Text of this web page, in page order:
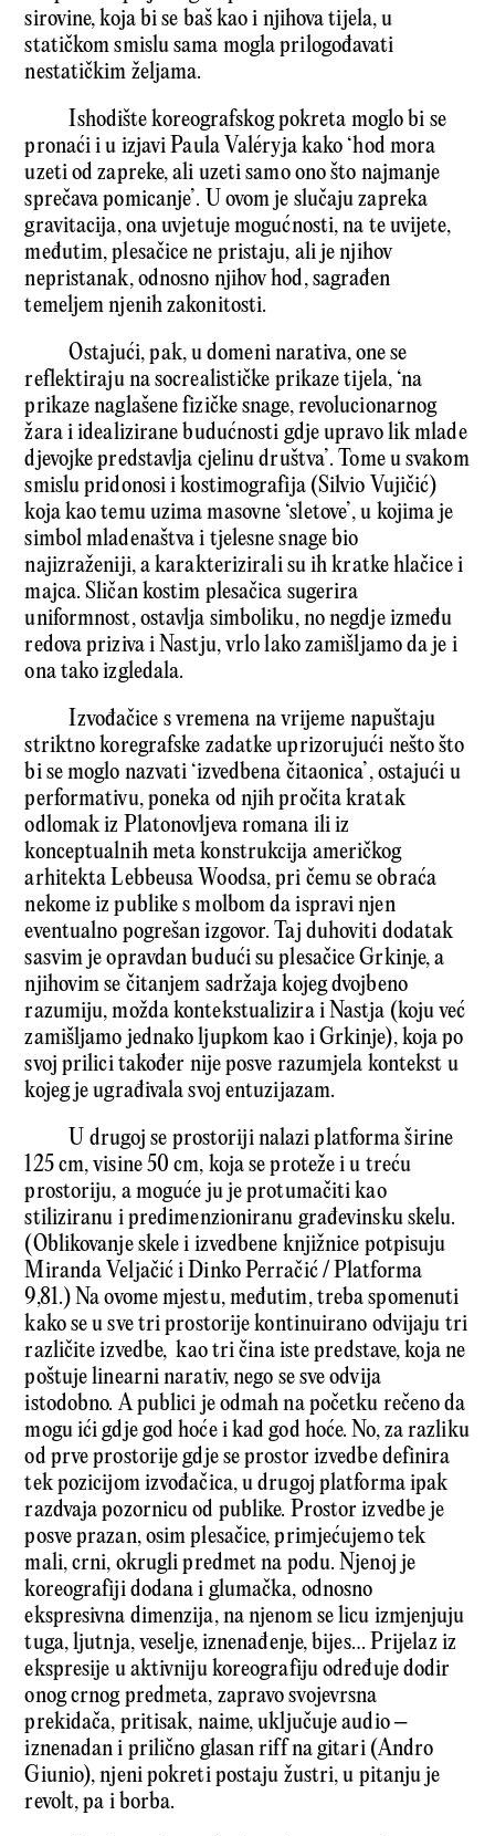
sirovine, koja bi se baš kao i njihova tijela, u
statičkom smislu sama mogla prilogođavati
nestatičkim željama.
Ishodište koreografskog pokreta moglo bi se
pronaći i u izjavi Paula Valéryja kako ‘hod mora
uzeti od zapreke, ali uzeti samo ono što najmanje
sprečava pomicanje’. U ovom je slučaju zapreka
gravitacija, ona uvjetuje mogućnosti, na te uvijete,
međutim, plesačice ne pristaju, ali je njihov
nepristanak, odnosno njihov hod, sagrađen
temeljem njenih zakonitosti.
Ostajući, pak, u domeni narativa, one se
reflektiraju na socrealističke prikaze tijela, ‘na
prikaze naglašene fizičke snage, revolucionarnog
žara i idealizirane budućnosti gdje upravo lik mlade
djevojke predstavlja cjelinu društva’. Tome u svakom
smislu pridonosi i kostimografija (Silvio Vujičić)
koja kao temu uzima masovne ‘sletove’, u kojima je
simbol mladenaštva i tjelesne snage bio
najizraženiji, a karakterizirali su ih kratke hlačice i
majca. Sličan kostim plesačica sugerira
uniformnost, ostavlja simboliku, no negdje između
redova priziva i Nastju, vrlo lako zamišljamo da je i
ona tako izgledala.
Izvođačice s vremena na vrijeme napuštaju
striktno koregrafske zadatke uprizorujući nešto što
bi se moglo nazvati ‘izvedbena čitaonica’, ostajući u
performativu, poneka od njih pročita kratak
odlomak iz Platonovljeva romana ili iz
konceptualnih meta konstrukcija američkog
arhitekta Lebbeusa Woodsa, pri čemu se obraća
nekome iz publike s molbom da ispravi njen
eventualno pogrešan izgovor. Taj duhoviti dodatak
sasvim je opravdan budući su plesačice Grkinje, a
njihovim se čitanjem sadržaja kojeg dvojbeno
razumiju, možda kontekstualizira i Nastja (koju već
zamišljamo jednako ljupkom kao i Grkinje), koja po
svoj prilici također nije posve razumjela kontekst u
kojeg je ugrađivala svoj entuzijazam.
U drugoj se prostoriji nalazi platforma širine
125 cm, visine 50 cm, koja se proteže i u treću
prostoriju, a moguće ju je protumačiti kao
stiliziranu i predimenzioniranu građevinsku skelu.
(Oblikovanje skele i izvedbene knjižnice potpisuju
Miranda Veljačić i Dinko Perračić / Platforma
9,81.) Na ovome mjestu, međutim, treba spomenuti
kako se u sve tri prostorije kontinuirano odvijaju tri
različite izvedbe, kao tri čina iste predstave, koja ne
poštuje linearni narativ, nego se sve odvija
istodobno. A publici je odmah na početku rečeno da
mogu ići gdje god hoće i kad god hoće. No, za razliku
od prve prostorije gdje se prostor izvedbe definira
tek pozicijom izvođačica, u drugoj platforma ipak
razdvaja pozornicu od publike. Prostor izvedbe je
posve prazan, osim plesačice, primjećujemo tek
mali, crni, okrugli predmet na podu. Njenoj je
koreografiji dodana i glumačka, odnosno
ekspresivna dimenzija, na njenom se licu izmjenjuju
tuga, ljutnja, veselje, iznenađenje, bijes… Prijelaz iz
ekspresije u aktivniju koreografiju određuje dodir
onog crnog predmeta, zapravo svojevrsna
prekidača, pritisak, naime, uključuje audio –
iznenadan i prilično glasan riff na gitari (Andro
Giunio), njeni pokreti postaju žustri, u pitanju je
revolt, pa i borba.